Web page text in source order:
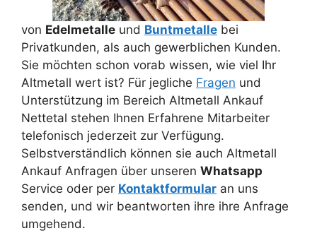
von Edelmetalle und Buntmetalle bei
Privatkunden, als auch gewerblichen Kunden.
Sie möchten schon vorab wissen, wie viel Ihr
Altmetall wert ist? Für jegliche Fragen und
Unterstützung im Bereich Altmetall Ankauf
Nettetal stehen Ihnen Erfahrene Mitarbeiter
telefonisch jederzeit zur Verfügung.
Selbstverständlich können sie auch Altmetall
Ankauf Anfragen über unseren Whatsapp
Service oder per Kontaktformular an uns
senden, und wir beantworten ihre ihre Anfrage
umgehend.